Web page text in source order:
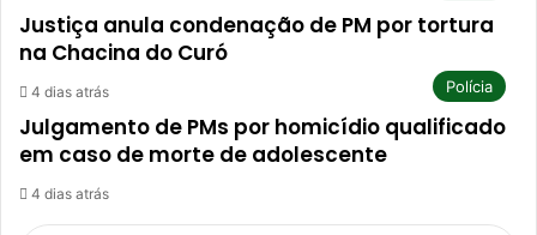
Justiça anula condenação de PM por tortura
na Chacina do Curó
4 dias atrás Polícia
Julgamento de PMs por homicídio qualificado
em caso de morte de adolescente
4 dias atrás